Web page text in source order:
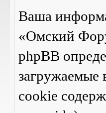
Ваша
«Омский
phpBB
загружаемые
cookie